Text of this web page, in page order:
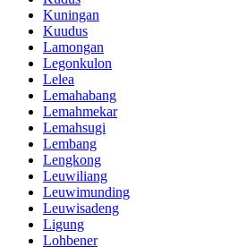
Kuningan
Kuudus
Lamongan
Legonkulon
Lelea
Lemahabang
Lemahmekar
Lemahsugi
Lembang
Lengkong
Leuwiliang
Leuwimunding
Leuwisadeng
Ligung
Lohbener